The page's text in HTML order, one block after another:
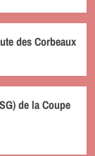
des Corbeaux
de la Coupe